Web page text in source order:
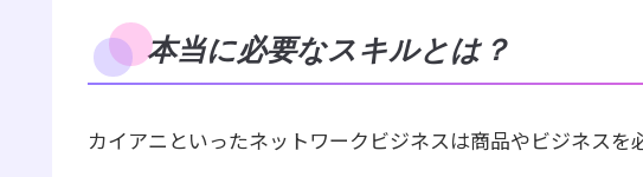
本当に必要なスキルとは？
カイアニといったネットワークビジネスは商品やビジネスを